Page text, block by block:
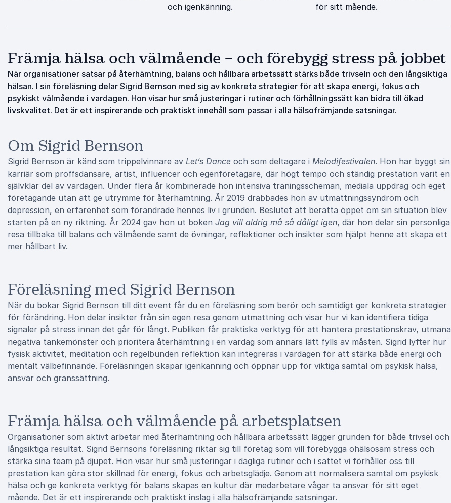
och igenkänning.
för sitt mående.
Främja hälsa och välmående – och förebygg stress på jobbet
När organisationer satsar på återhämtning, balans och hållbara arbetssätt stärks både trivseln och den långsiktiga
hälsan. I sin föreläsning delar Sigrid Bernson med sig av konkreta strategier för att skapa energi, fokus och
psykiskt välmående i vardagen. Hon visar hur små justeringar i rutiner och förhållningssätt kan bidra till ökad
livskvalitet. Det är ett inspirerande och praktiskt innehåll som passar i alla hälsofrämjande satsningar.
Om Sigrid Bernson
Sigrid Bernson är känd som trippelvinnare av Let’s Dance och som deltagare i Melodifestivalen. Hon har byggt sin
karriär som proffsdansare, artist, influencer och egenföretagare, där högt tempo och ständig prestation varit en
självklar del av vardagen. Under flera år kombinerade hon intensiva träningsscheman, mediala uppdrag och eget
företagande utan att ge utrymme för återhämtning. År 2019 drabbades hon av utmattningssyndrom och
depression, en erfarenhet som förändrade hennes liv i grunden. Beslutet att berätta öppet om sin situation blev
starten på en ny riktning. År 2024 gav hon ut boken Jag vill aldrig må så dåligt igen, där hon delar sin personliga
resa tillbaka till balans och välmående samt de övningar, reflektioner och insikter som hjälpt henne att skapa ett
mer hållbart liv.
Föreläsning med Sigrid Bernson
När du bokar Sigrid Bernson till ditt event får du en föreläsning som berör och samtidigt ger konkreta strategier
för förändring. Hon delar insikter från sin egen resa genom utmattning och visar hur vi kan identifiera tidiga
signaler på stress innan det går för långt. Publiken får praktiska verktyg för att hantera prestationskrav, utmana
negativa tankemönster och prioritera återhämtning i en vardag som annars lätt fylls av måsten. Sigrid lyfter hur
fysisk aktivitet, meditation och regelbunden reflektion kan integreras i vardagen för att stärka både energi och
mentalt välbefinnande. Föreläsningen skapar igenkänning och öppnar upp för viktiga samtal om psykisk hälsa,
ansvar och gränssättning.
Främja hälsa och välmående på arbetsplatsen
Organisationer som aktivt arbetar med återhämtning och hållbara arbetssätt lägger grunden för både trivsel och
långsiktiga resultat. Sigrid Bernsons föreläsning riktar sig till företag som vill förebygga ohälsosam stress och
stärka sina team på djupet. Hon visar hur små justeringar i dagliga rutiner och i sättet vi förhåller oss till
prestation kan göra stor skillnad för energi, fokus och arbetsglädje. Genom att normalisera samtal om psykisk
hälsa och ge konkreta verktyg för balans skapas en kultur där medarbetare vågar ta ansvar för sitt eget
mående. Det är ett inspirerande och praktiskt inslag i alla hälsofrämjande satsningar.